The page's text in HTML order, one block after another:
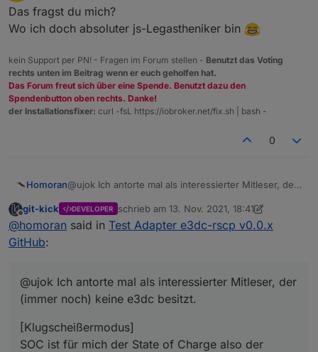
Das fragst du mich?
Wo ich doch absoluter js-Legastheniker bin
kein Support per PN! - Fragen im Forum stellen - Benutzt das Voting
rechts unten im Beitrag wenn er euch geholfen hat.
Das Forum freut sich über eine Spende. Benutzt dazu den
Spendenbutton oben rechts. Danke!
der Installationsfixer: curl -fsL https://iobroker.net/fix.sh | bash -
0
Homoran@ujok Ich antorte mal als interessierter Mitleser, der
[Klugscheißermodus]
SOC ist für mich der State of Charge also der
bei schlechterer Batterie auf 100 gerechnet) und
somit der RSOC den "wahren" wert angibt.
State of Health bezeichnet ja eigentlich den
"Gesundheitszustand" der natürlich auch beim
"gesundheitlichen" Ausfall einer Zelle/einiger Zellen
auch nach geringem Alter bereits in die Knie gehen
könnte
Offline
git-kick DEVELOPER schrieb am 13. Nov. 2021, 18:41
zuletzt editiert von git-kick
@homoran said in Test Adapter e3dc-rscp v0.0.x
GitHub:
@ujok Ich antorte mal als interessierter Mitleser, der
(immer noch) keine e3dc besitzt.
[Klugscheißermodus]
SOC ist für mich der State of Charge also der